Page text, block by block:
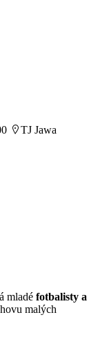
TJ Jawa
mladé fotbalisty a
malých